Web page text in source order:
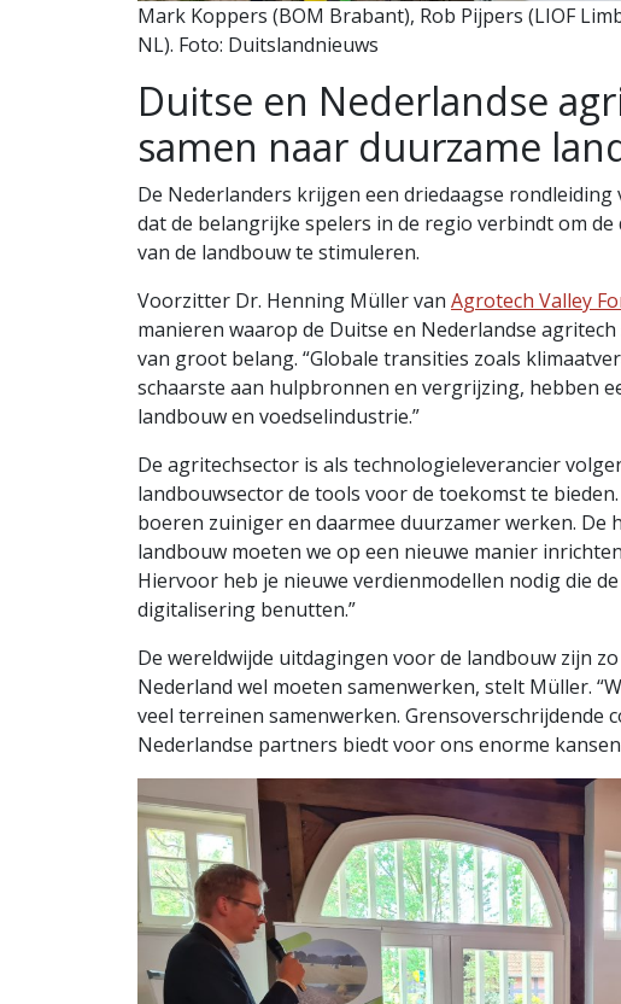
Mark Koppers (BOM Brabant), Rob Pijpers (LIOF
NL). Foto: Duitslandnieuws
Duitse en Nederlandse
samen naar duurzame
De Nederlanders krijgen een driedaagse rondleiding
dat de belangrijke spelers in de regio verbindt om
van de landbouw te stimuleren.
Voorzitter Dr. Henning Müller van Agrotech Valley
manieren waarop de Duitse en Nederlandse
van groot belang. “Globale transities zoals
schaarste aan hulpbronnen en vergrijzing, hebben
landbouw en voedselindustrie.”
De agritechsector is als technologieleverancier
landbouwsector de tools voor de toekomst te
boeren zuiniger en daarmee duurzamer werken. De
landbouw moeten we op een nieuwe manier
Hiervoor heb je nieuwe verdienmodellen nodig die
digitalisering benutten.”
De wereldwijde uitdagingen voor de landbouw zijn
Nederland wel moeten samenwerken, stelt Müller.
veel terreinen samenwerken. Grensoverschrijdende
Nederlandse partners biedt voor ons enorme